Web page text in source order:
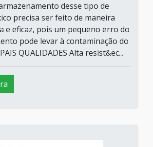
desse tipo de
precisa ser feito de maneira
e eficaz, pois um pequeno erro do
pode levar à contaminação do
QUALIDADES Alta resist&ec...